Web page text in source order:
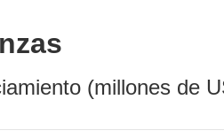
(millones de